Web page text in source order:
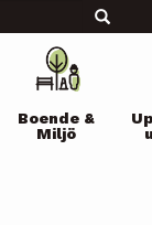
Sök
Boende &
Miljö